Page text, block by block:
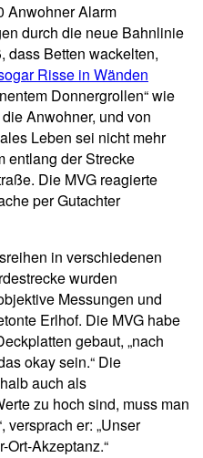
Anwohner Alarm
durch die neue Bahnlinie
dass Betten wackelten,
Risse in Wänden
Donnergrollen“ wie
Anwohner, und von
Leben sei nicht mehr
entlang der Strecke
Die MVG reagierte
per Gutachter
in verschiedenen
wurden
Messungen und
Erlhof. Die MVG habe
gebaut, „nach
okay sein.“ Die
auch als
zu hoch sind, muss man
versprach er: „Unser
Ort-Akzeptanz.“